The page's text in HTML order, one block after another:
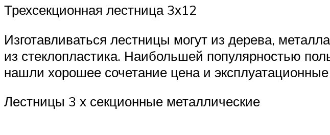
Трехсекционная лестница 3х12
Изготавливаться лестницы могут из дерева,
из стеклопластика. Наибольшей популярностью
нашли хорошее сочетание цена и эксплуатационные
Лестницы 3 х секционные металлические